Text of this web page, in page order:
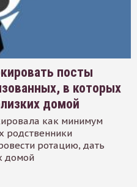
посты
в которых
домой
как минимум
родственники
ротацию, дать
домой